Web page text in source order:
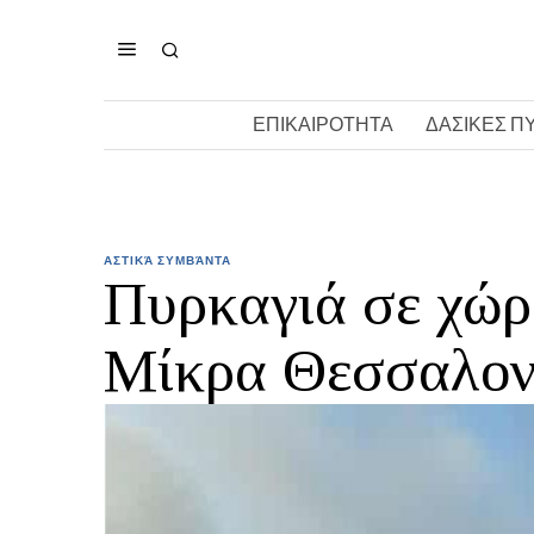
ΕΠΙΚΑΙΡΟΤΗΤΑ ΔΑΣΙΚΕΣ
ΑΣΤΙΚΆ ΣΥΜΒΆΝΤΑ
Πυρκαγιά σε
Μίκρα